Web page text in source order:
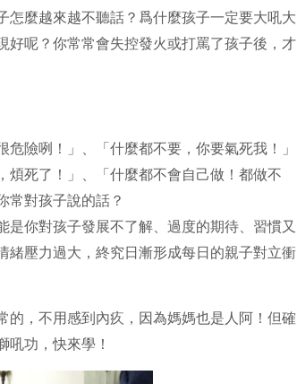
怎麼越來越不聽話？爲什麼孩子一定要大吼大
好呢？你常常會失控發火或打罵了孩子後，才
危險咧！」、「什麼都不要，你要氣死我！」
煩死了！」、「什麼都不會自己做！都做不
常對孩子說的話？
你對孩子發展不了解、過度的期待、習慣又
緒壓力過大，終究日漸形成每日的親子對立衝
的，不用感到內疚，因為媽媽也是人阿！但確
吼功，快來學！